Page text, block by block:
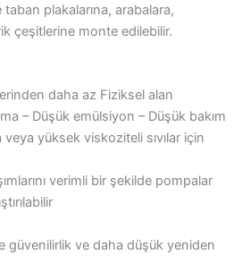
plakalarına, arabalara,
çeşitlerine monte edilebilir.
daha az Fiziksel alan
– Düşük emülsiyon – Düşük bakım
veya yüksek viskoziteli sıvılar için
verimli bir şekilde pompalar
güvenilirlik ve daha düşük yeniden